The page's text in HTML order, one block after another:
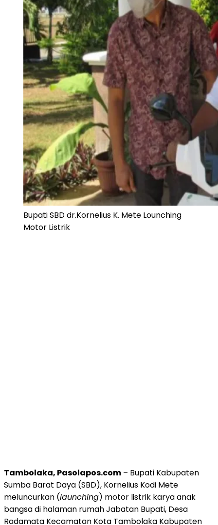
Bupati SBD dr.Kornelius K. Mete Lounching
Motor Listrik
Tambolaka, Pasolapos.com – Bupati Kabupaten
Sumba Barat Daya (SBD), Kornelius Kodi Mete
meluncurkan (launching) motor listrik karya anak
bangsa di halaman rumah Jabatan Bupati, Desa
Radamata Kecamatan Kota Tambolaka Kabupaten